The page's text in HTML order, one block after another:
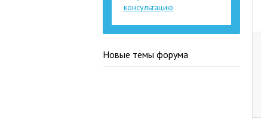
консультацию
Новые темы форума